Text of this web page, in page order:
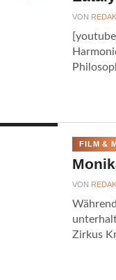
VON
FILM &
VON
Zirkus